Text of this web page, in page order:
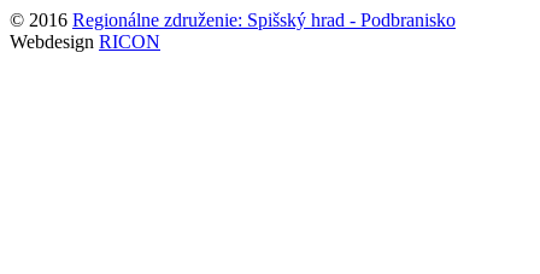
© 2016 Regionálne združenie: Spišský hrad - Podbranisko
Webdesign RICON